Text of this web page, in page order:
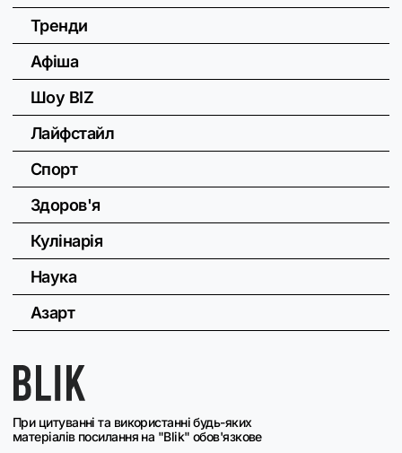
При цитуванні та використанні будь-яких
матеріалів посилання на "Blik" обов'язкове
Тренди
Афіша
Шоу BIZ
Лайфстайл
Спорт
Здоров'я
Кулінарія
Наука
Азарт